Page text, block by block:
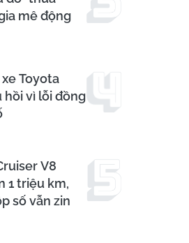
mê động
Toyota
hồi vì lỗi đồng
V8
1 triệu km,
số vẫn zin